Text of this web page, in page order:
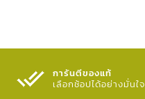
การันตีของแท้
เลือกช้อปได้อย่างมั่นใจ​